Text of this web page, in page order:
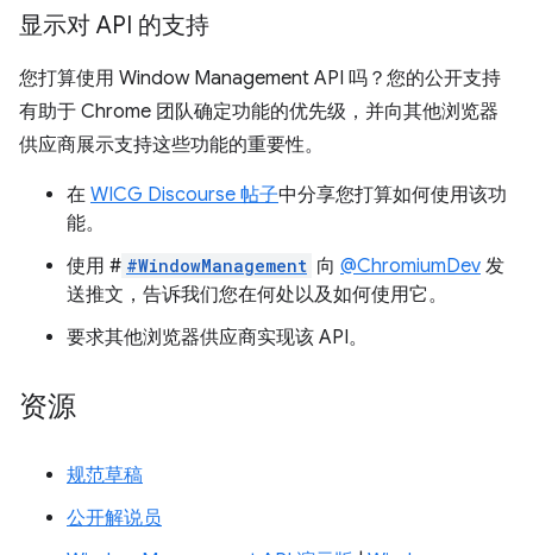
显示对 API 的支持
您打算使用 Window Management API 吗？您的公开支持
有助于 Chrome 团队确定功能的优先级，并向其他浏览器
供应商展示支持这些功能的重要性。
在 WICG Discourse 帖子中分享您打算如何使用该功
能。
使用 # #WindowManagement 向 @ChromiumDev 发
送推文，告诉我们您在何处以及如何使用它。
要求其他浏览器供应商实现该 API。
资源
规范草稿
公开解说员